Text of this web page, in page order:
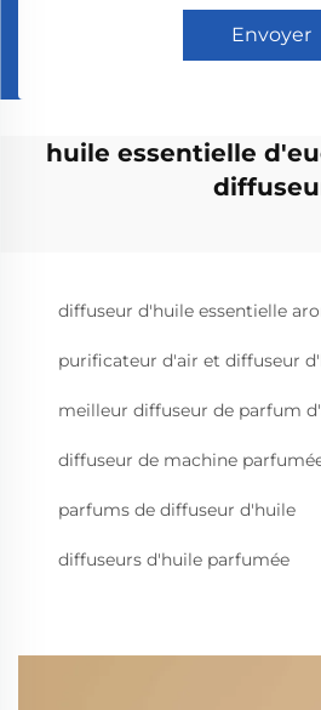
Envoyer
huile essentielle
diffuseur d'huile essentielle
purificateur d'air et diffuseur
meilleur diffuseur de parfum
diffuseur de machine
parfums de diffuseur d'huile
diffuseurs d'huile parfumée